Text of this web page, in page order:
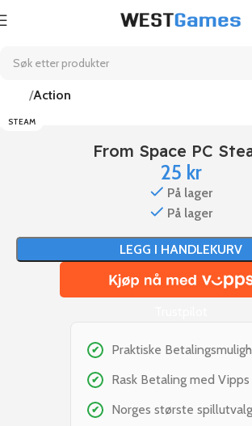
Action
STEAM
From Space PC
25 kr
På lager
På lager
LEGG I HANDLEKURV
✔ Praktiske
✔ Rask Betaling med Vipps
✔ Norges største spillutvalg